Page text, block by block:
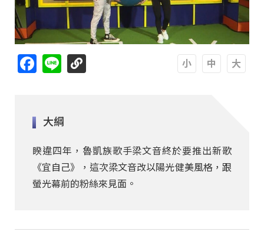
Facebook
Line
大綱
睽違四年，魯凱族歌手梁文音終於要推出新歌
《宜自己》，這次梁文音改以陽光健美風格，跟
螢光幕前的粉絲來見面。